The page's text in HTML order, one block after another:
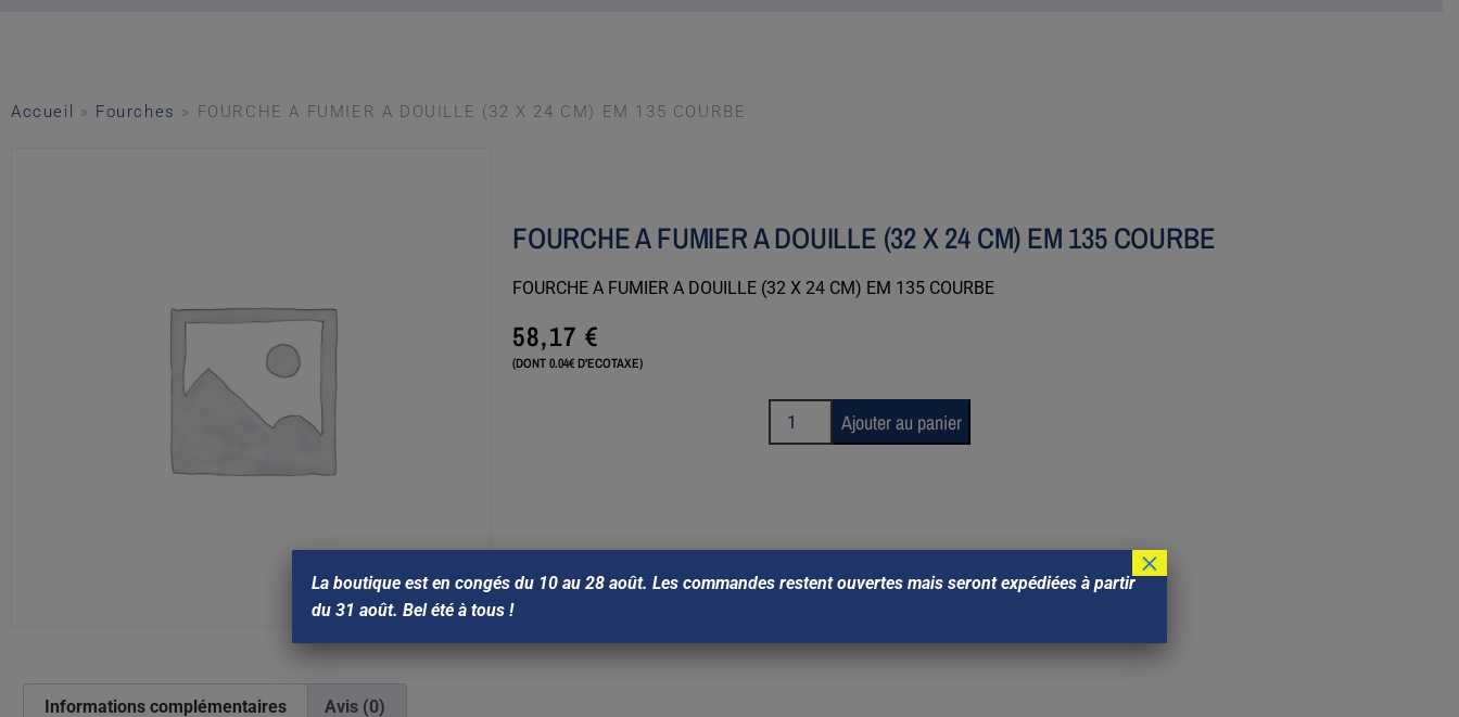
Accueil » Fourches » FOURCHE A FUMIER A DOUILLE (32 X 24 CM) EM 135 COURBE
FOURCHE A FUMIER A DOUILLE (32 X 24 CM) EM 135 COURBE
FOURCHE A FUMIER A DOUILLE (32 X 24 CM) EM 135 COURBE
58,17€
(DONT 0.04€ D'ECOTAXE)
Ajouter au panier
Informations complémentaires Avis (0)
La boutique est en congés du 10 au 28 août. Les commandes restent ouvertes mais seront expédiées à partir
du 31 août. Bel été à tous !
×